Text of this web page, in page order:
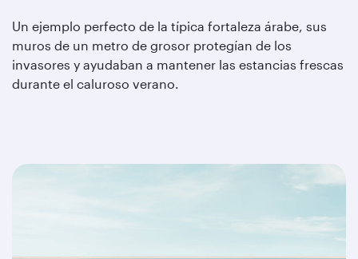
Un ejemplo perfecto de la típica fortaleza árabe, sus
muros de un metro de grosor protegían de los
invasores y ayudaban a mantener las estancias frescas
durante el caluroso verano.